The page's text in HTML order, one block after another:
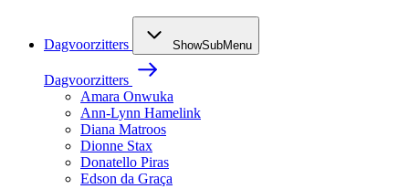
Dagvoorzitters ShowSubMenu
Dagvoorzitters
Amara Onwuka
Ann-Lynn Hamelink
Diana Matroos
Dionne Stax
Donatello Piras
Edson da Graça